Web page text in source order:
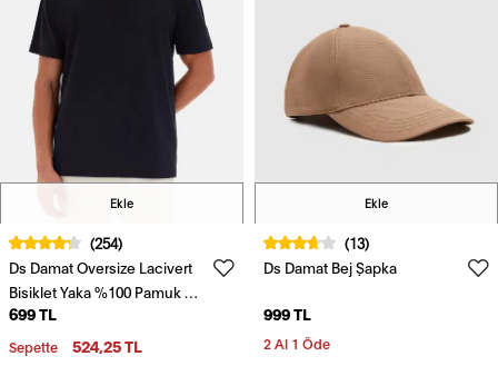
Ekle
(254)
Ds Damat Oversize Lacivert
Bisiklet Yaka %100 Pamuk T-
Shirt
699 TL
Sepette 524,25 TL
Ekle
(13)
Ds Damat Bej Şapka
999 TL
2 Al 1 Öde